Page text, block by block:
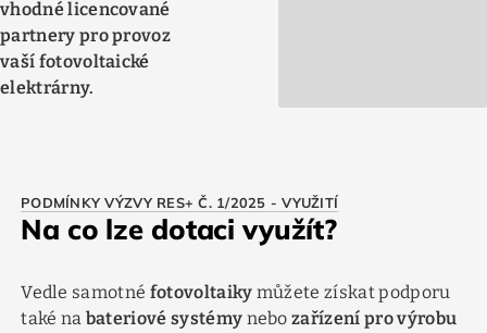
vhodné licencované
partnery pro provoz
vaší fotovoltaické
elektrárny.
PODMÍNKY VÝZVY RES+ Č. 1/2025 - VYUŽITÍ
Na co lze dotaci využít?
Vedle samotné fotovoltaiky můžete získat podporu
také na bateriové systémy nebozařízení pro výrobu